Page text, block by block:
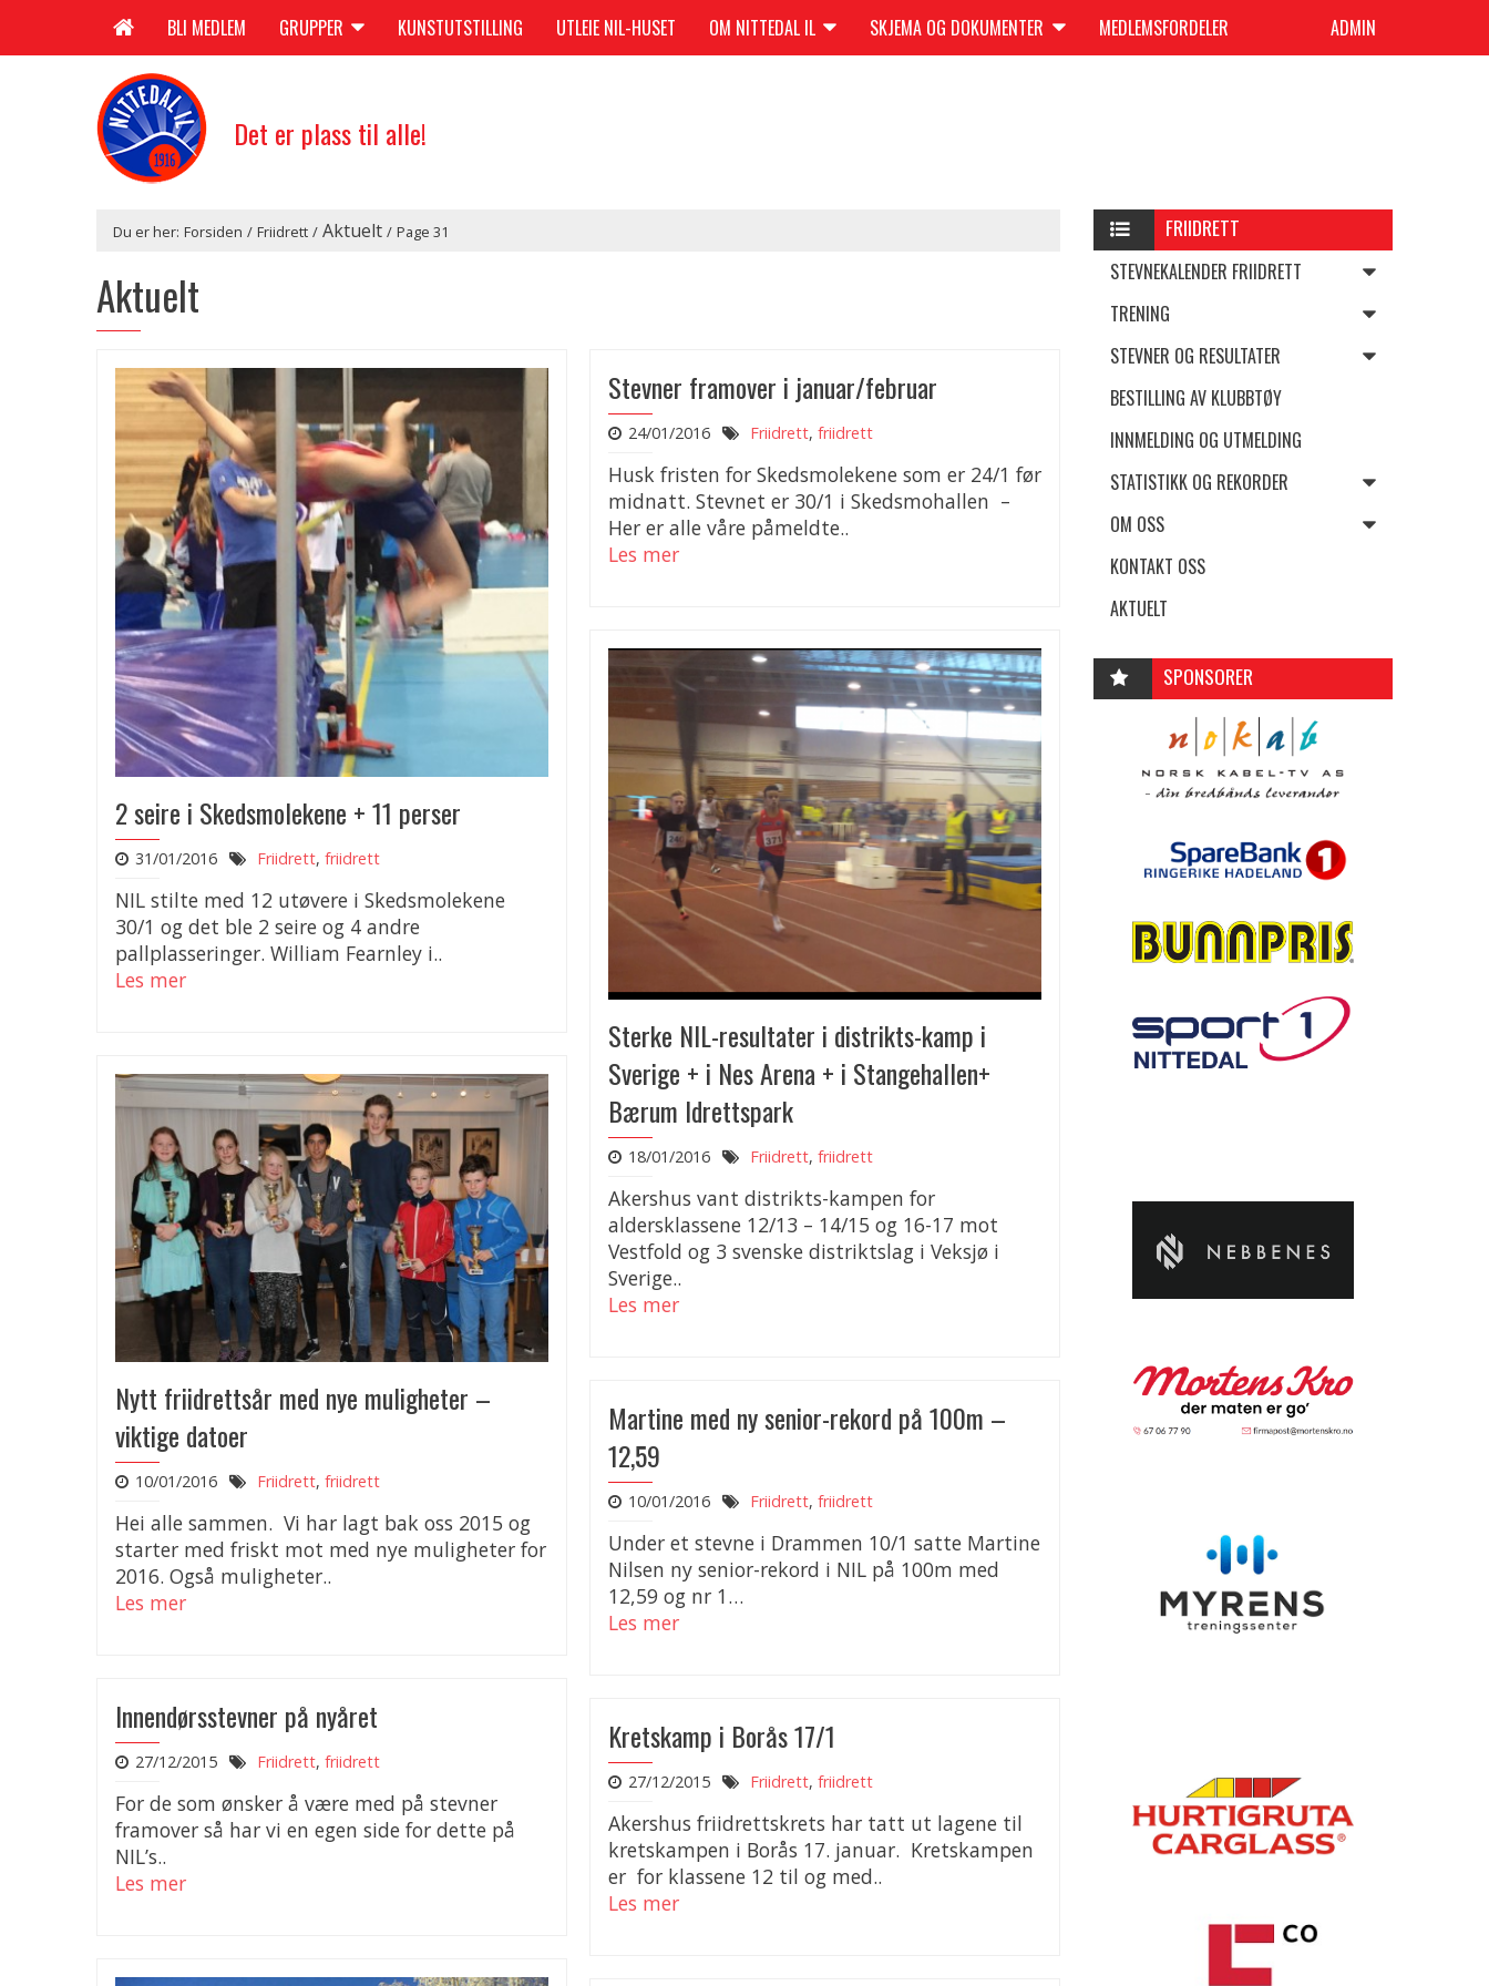
BLI MEDLEM GRUPPER KUNSTUTSTILLING UTLEIE NIL-HUSET OM NITTEDAL IL SKJEMA OG DOKUMENTER MEDLEMSFORDELER ADMIN
Det er plass til alle!
Du er her: Forsiden / Friidrett / Aktuelt / Page 31
Aktuelt
2 seire i Skedsmolekene + 11 perser
31/01/2016 Friidrett, friidrett
NIL stilte med 12 utøvere i Skedsmolekene
30/1 og det ble 2 seire og 4 andre
pallplasseringer. William Fearnley i..
Les mer
Stevner framover i januar/februar
24/01/2016 Friidrett, friidrett
Husk fristen for Skedsmolekene som er 24/1 før
midnatt. Stevnet er 30/1 i Skedsmohallen –
Her er alle våre påmeldte..
Les mer
Sterke NIL-resultater i distrikts-kamp i
Sverige + i Nes Arena + i Stangehallen+
Bærum Idrettspark
18/01/2016 Friidrett, friidrett
Akershus vant distrikts-kampen for
aldersklassene 12/13 – 14/15 og 16-17 mot
Vestfold og 3 svenske distriktslag i Veksjø i
Sverige..
Les mer
Nytt friidrettsår med nye muligheter –
viktige datoer
10/01/2016 Friidrett, friidrett
Hei alle sammen. Vi har lagt bak oss 2015 og
starter med friskt mot med nye muligheter for
2016. Også muligheter..
Les mer
Martine med ny senior-rekord på 100m –
12,59
10/01/2016 Friidrett, friidrett
Under et stevne i Drammen 10/1 satte Martine
Nilsen ny senior-rekord i NIL på 100m med
12,59 og nr 1…
Les mer
Innendørsstevner på nyåret
27/12/2015 Friidrett, friidrett
For de som ønsker å være med på stevner
framover så har vi en egen side for dette på
NIL’s..
Les mer
Kretskamp i Borås 17/1
27/12/2015 Friidrett, friidrett
Akershus friidrettskrets har tatt ut lagene til
kretskampen i Borås 17. januar. Kretskampen
er for klassene 12 til og med..
Les mer
FRIIDRETT
STEVNEKALENDER FRIIDRETT
TRENING
STEVNER OG RESULTATER
BESTILLING AV KLUBBTØY
INNMELDING OG UTMELDING
STATISTIKK OG REKORDER
OM OSS
KONTAKT OSS
AKTUELT
SPONSORER